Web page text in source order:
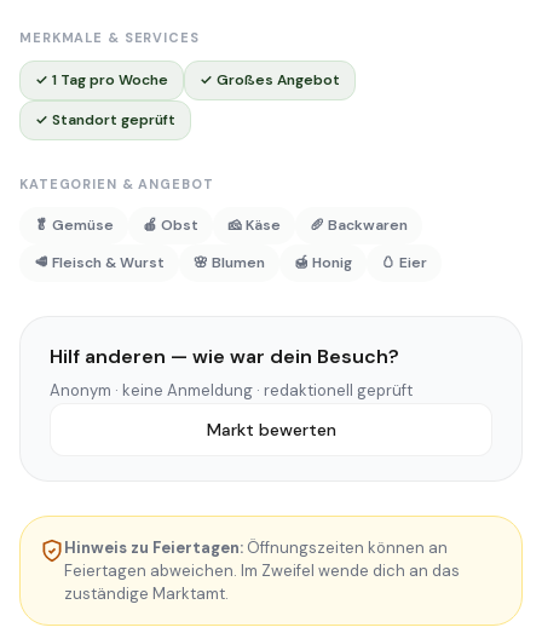
MERKMALE & SERVICES
✓ 1 Tag pro Woche ✓ Großes Angebot
✓ Standort geprüft
KATEGORIEN & ANGEBOT
🥬 Gemüse 🍎 Obst 🧀 Käse
🥖 Backwaren
🥩 Fleisch & Wurst
🌸 Blumen 🍯 Honig 🥚 Eier
Hilf anderen — wie war dein Besuch?
Anonym · keine Anmeldung · redaktionell geprüft
Markt bewerten
Hinweis zu Feiertagen: Öffnungszeiten können an
Feiertagen abweichen. Im Zweifel wende dich an das
zuständige Marktamt.